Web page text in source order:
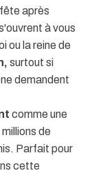
après
à vous
ou la reine de
surtout si
demandent
comme une
de
Parfait pour
cette